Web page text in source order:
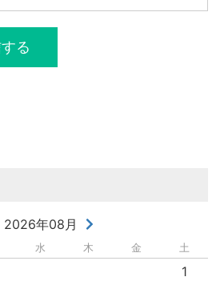
2026年08月
水 木 金 土
1